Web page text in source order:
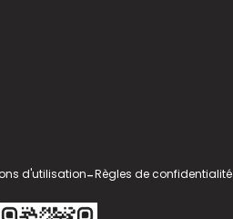
d'utilisation-Règles de confidentialité